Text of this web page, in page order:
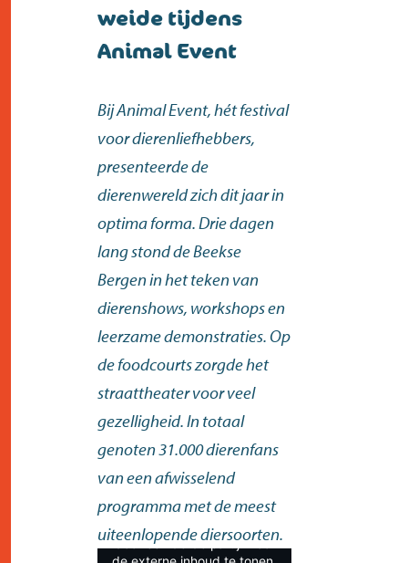
weide tijdens
Animal Event
Bij Animal Event, hét festival
voor dierenliefhebbers,
presenteerde de
dierenwereld zich dit jaar in
optima forma. Drie dagen
lang stond de Beekse
Bergen in het teken van
dierenshows, workshops en
leerzame demonstraties. Op
de foodcourts zorgde het
straattheater voor veel
gezelligheid. In totaal
genoten 31.000 dierenfans
van een afwisselend
programma met de meest
uiteenlopende diersoorten.
Externe embed
Deze inhoud wordt gehost
door een derde partij. Door